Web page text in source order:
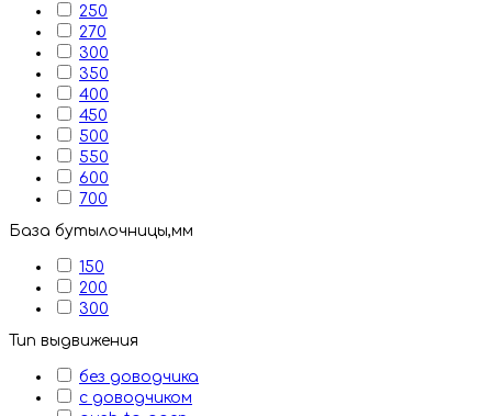
250
270
300
350
400
450
500
550
600
700
База бутылочницы,мм
150
200
300
Тип выдвижения
без доводчика
с доводчиком